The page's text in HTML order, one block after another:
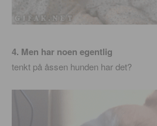
4. Men har noen egentlig
tenkt på åssen hunden har det?